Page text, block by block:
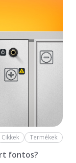
Cikkek Termékek
fontos?